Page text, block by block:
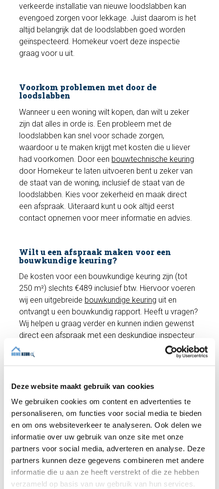
Deze website maakt gebruik van cookies
We gebruiken cookies om content en advertenties te
personaliseren, om functies voor social media te bieden
en om ons websiteverkeer te analyseren. Ook delen we
informatie over uw gebruik van onze site met onze
partners voor social media, adverteren en analyse. Deze
partners kunnen deze gegevens combineren met andere
informatie die u aan ze heeft verstrekt of die ze hebben
verzameld op basis van uw gebruik van hun services.
verkeerde installatie van nieuwe loodslabben kan
evengoed zorgen voor lekkage. Juist daarom is het
altijd belangrijk dat de loodslabben goed worden
geïnspecteerd. Homekeur voert deze inspectie
graag voor u uit.
Voorkom problemen met door de
loodslabben
Wanneer u een woning wilt kopen, dan wilt u zeker
zijn dat alles in orde is. Een probleem met de
loodslabben kan snel voor schade zorgen,
waardoor u te maken krijgt met kosten die u liever
had voorkomen. Door een bouwtechnische keuring
door Homekeur te laten uitvoeren bent u zeker van
de staat van de woning, inclusief de staat van de
loodslabben. Kies voor zekerheid en maak direct
een afspraak. Uiteraard kunt u ook altijd eerst
contact opnemen voor meer informatie en advies.
Wilt u een afspraak maken voor een
bouwkundige keuring?
De kosten voor een bouwkundige keuring zijn (tot
250 m²) slechts €489 inclusief btw. Hiervoor voeren
wij een uitgebreide bouwkundige keuring uit en
ontvangt u een bouwkundig rapport. Heeft u vragen?
Wij helpen u graag verder en kunnen indien gewenst
direct een afspraak met een deskundige inspecteur
inplannen!
Maak een afspraak
Recente artikelen